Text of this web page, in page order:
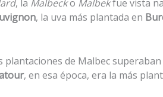
, la Malbecko Malbekfue vista
, la uva más plantada en
de Malbec
, en esa época, era la más